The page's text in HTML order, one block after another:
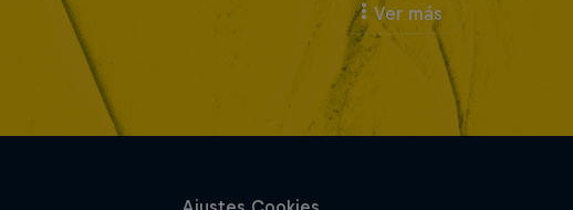
Ver más